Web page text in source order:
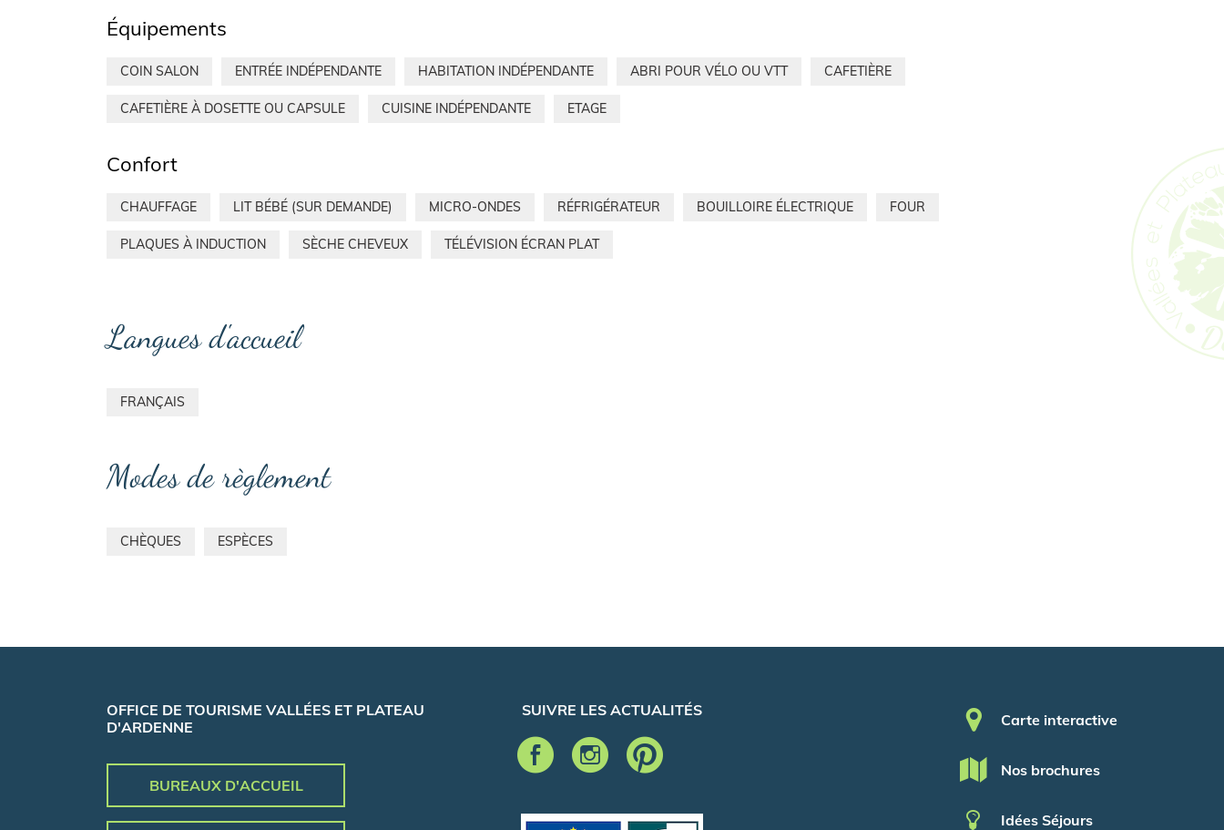
Équipements
COIN SALON ENTRÉE INDÉPENDANTE HABITATION INDÉPENDANTE ABRI POUR VÉLO OU VTT CAFETIÈRE
CAFETIÈRE À DOSETTE OU CAPSULE CUISINE INDÉPENDANTE ETAGE
Confort
CHAUFFAGE LIT BÉBÉ (SUR DEMANDE) MICRO-ONDES RÉFRIGÉRATEUR BOUILLOIRE ÉLECTRIQUE FOUR
PLAQUES À INDUCTION SÈCHE CHEVEUX TÉLÉVISION ÉCRAN PLAT
Langues d'accueil
FRANÇAIS
Modes de règlement
CHÈQUES ESPÈCES
OFFICE DE TOURISME VALLÉES ET PLATEAU
D'ARDENNE
BUREAUX D'ACCUEIL
SUIVRE LES ACTUALITÉS Pied de page
Carte interactive
Nos brochures
Idées Séjours